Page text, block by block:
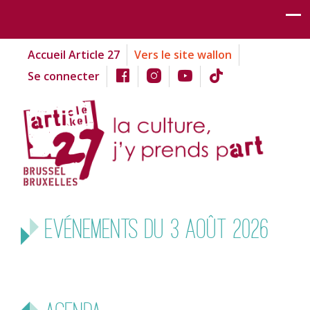
Accueil Article 27
Vers le site wallon
Se connecter
Evénements du 3 août 2026